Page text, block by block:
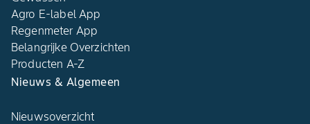
Agro E-label App
Regenmeter App
Belangrijke Overzichten
Producten A-Z
Nieuws & Algemeen
Nieuwsoverzicht